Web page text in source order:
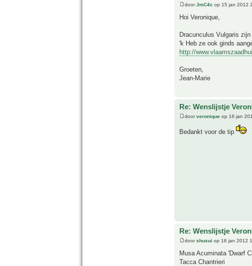
doorJmC4c op 15 jan 2012
Hoi Veronique,
Dracunculus Vulgaris
'k Heb ze ook ginds
http://
Groeten,
Jean-Marie
Re: Wenslijstje
doorveronique op 16 jan
Bedankt voor de tip
Re: Wenslijstje
doorshusui op 16 jan 2012
Musa Acuminata 'Dwarf
Tacca Chantrieri